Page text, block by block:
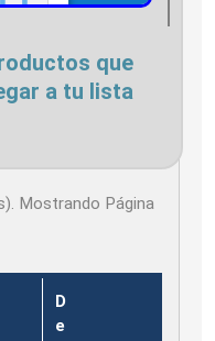
que
a tu lista
Mostrando Página
D
e